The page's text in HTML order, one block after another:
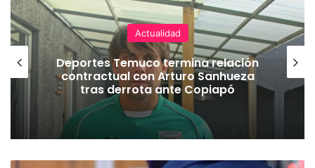
Actualidad
Deportes Temuco termina relación
contractual con Arturo Sanhueza
tras derrota ante Copiapó